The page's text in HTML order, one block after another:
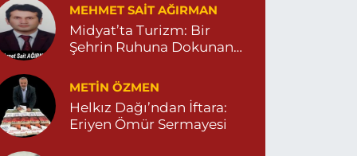
0 (482) 541 31 21 Yol Tarifi Al
MEHMET SAIT AĞIRMAN
Midyat’ta Turizm: Bir
Şehrin Ruhuna Dokunan
METIN ÖZMEN
Helkız Dağı’ndan İftara:
Eriyen Ömür Sermayesi